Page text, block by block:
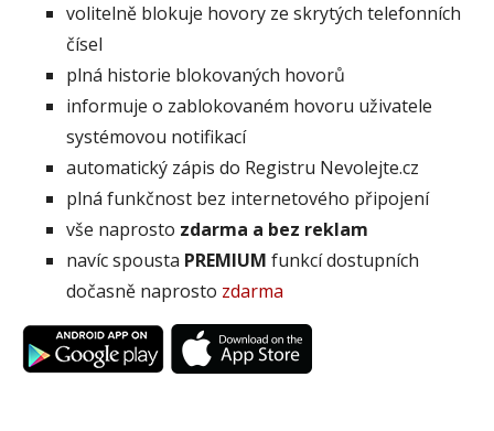
volitelně blokuje hovory ze skrytých telefonních
čísel
plná historie blokovaných hovorů
informuje o zablokovaném hovoru uživatele
systémovou notifikací
automatický zápis do Registru Nevolejte.cz
plná funkčnost bez internetového připojení
vše naprosto zdarma a bez reklam
navíc spousta PREMIUM funkcí dostupních
dočasně naprosto zdarma